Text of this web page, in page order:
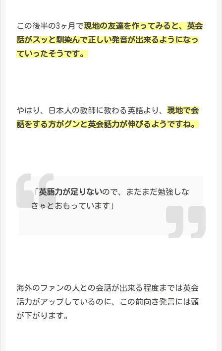
この後半の3ヶ月で現地の友達を作ってみると、英会
話がスッと馴染んで正しい発音が出来るようになっ
ていったそうです。
やはり、日本人の教師に教わる英語より、 現地で会
話をする方がグンと英会話力が伸びるようですね。
「 英語力が足りないので、まだまだ勉強しな
きゃとおもっています」
海外のファンの人との会話が出来る程度までは英会
話力がアップしているのに、この前向き発言には頭
が下がります。